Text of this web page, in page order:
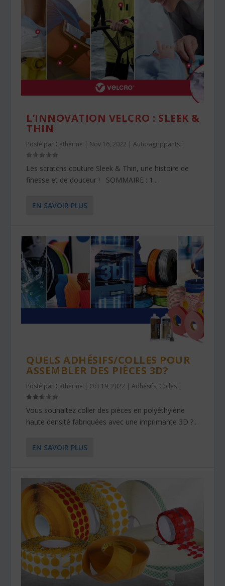
L’INNOVATION VELCRO : SLEEK &
THIN
Posté par Catherine | Nov 16, 2022 |Auto-agrippants |
Les scratchs couture Sleek & Thin, une histoire de
finesse et de douceur ! SOMMAIRE : 1...
EN SAVOIR PLUS
QUELS ADHÉSIFS/COLLES POUR
ASSEMBLER DES PIÈCES 3D?
Posté par Catherine | Oct 19, 2022 |Adhésifs, Colles |
Vous souhaitez coller des pièces en polyéthylène
haute densité fabriquées avec une imprimante 3D ?...
EN SAVOIR PLUS